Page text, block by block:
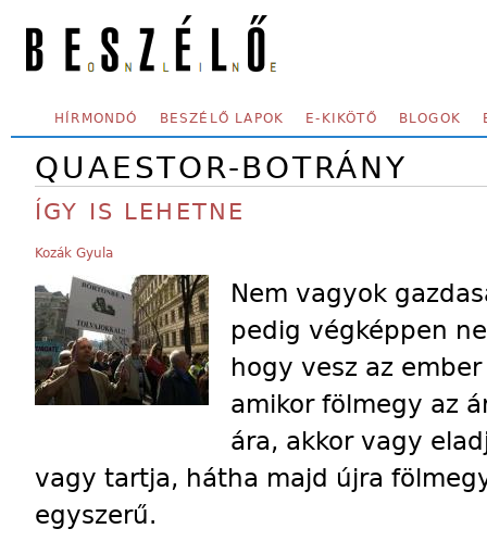
SECONDARY MENU
HÍRMONDÓ BESZÉLŐ LAPOK E-KIKÖTŐ BLOGOK
QUAESTOR-BOTRÁNY
ÍGY IS LEHETNE
Kozák Gyula
Nem vagyok
pedig végképpen
hogy vesz az
amikor fölmegy az
ára, akkor vagy
vagy tartja, hátha majd újra
egyszerű.